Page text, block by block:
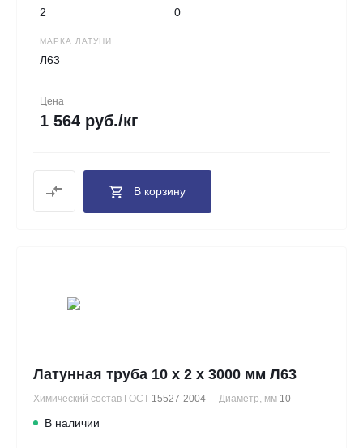
2 0
МАРКА ЛАТУНИ
Л63
Цена
1 564 руб./кг
В корзину
Латунная труба 10 х 2 х 3000 мм Л63
Химический состав ГОСТ 15527-2004 Диаметр, мм 10
В наличии